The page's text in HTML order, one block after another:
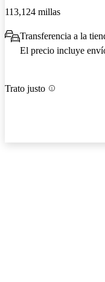
113,124 millas
Transferencia a la
El precio incluye
Trato justo